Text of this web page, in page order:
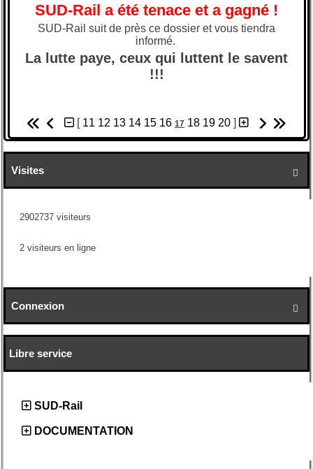

Visites
2902737 visiteurs
2 visiteurs en ligne

Connexion
Libre service
SUD-Rail
DOCUMENTATION
SUD-Rail a été tenace et a gagné !
SUD-Rail suit de près ce dossier et vous tiendra
informé.
La lutte paye, ceux qui luttent le savent
!!!
[ 11 12 13 14 15 16 17 18 19 20 ]